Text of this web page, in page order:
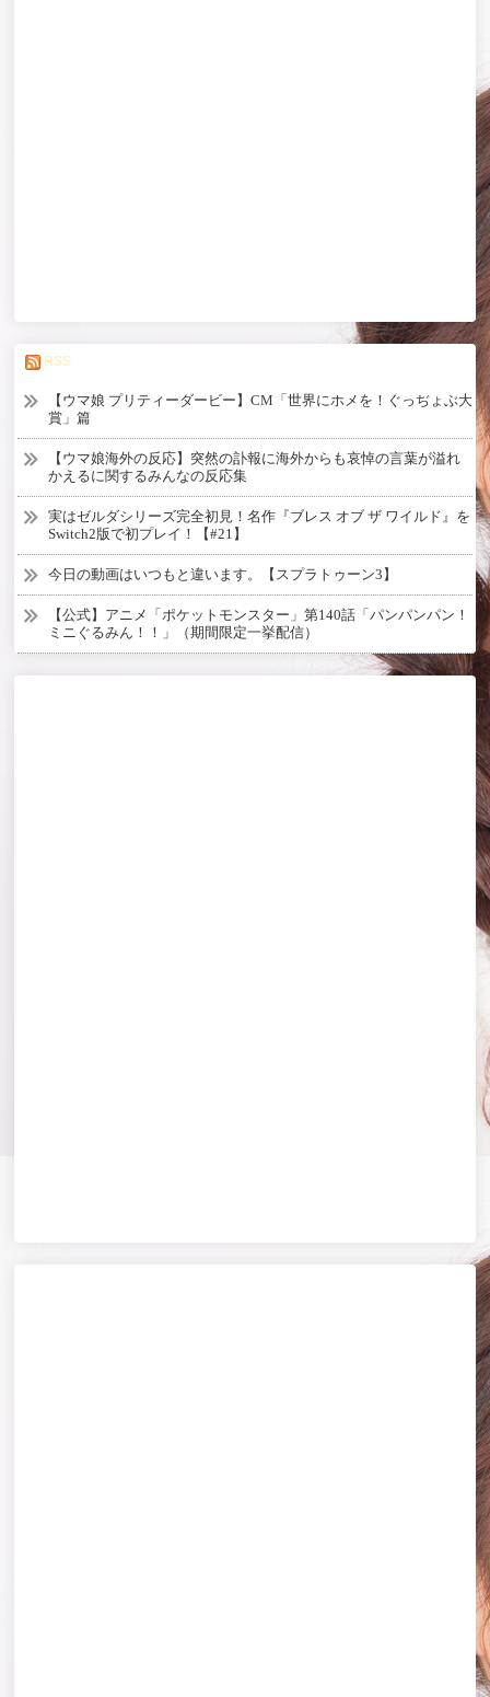
RSS
【ウマ娘 プリティーダービー】CM「世界にホメを！ぐっぢょぶ大
賞」篇
【ウマ娘海外の反応】突然の訃報に海外からも哀悼の言葉が溢れ
かえるに関するみんなの反応集
実はゼルダシリーズ完全初見！名作『ブレス オブ ザ ワイルド』を
Switch2版で初プレイ！【#21】
今日の動画はいつもと違います。【スプラトゥーン3】
【公式】アニメ「ポケットモンスター」第140話「パンパンパン！
ミニぐるみん！！」（期間限定一挙配信）